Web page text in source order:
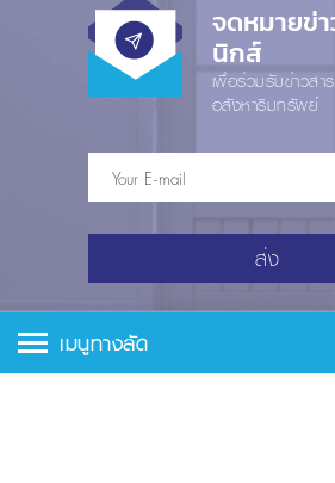
จดหมายข่
นิกส์
เพื่อร่วมรับข่าวสา
อสังหาริมทรัพย์
ส่ง
เมนูทางลัด